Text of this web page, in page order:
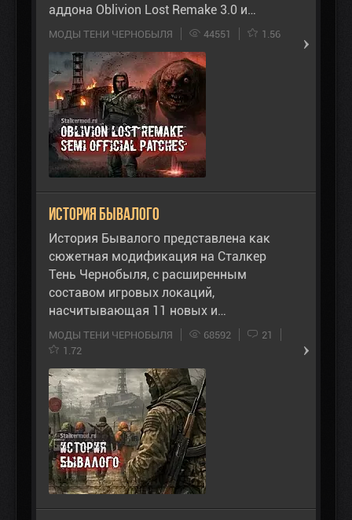
аддона Oblivion Lost Remake 3.0 и…
МОДЫ ТЕНИ ЧЕРНОБЫЛЯ 44551 1.56
История Бывалого
История Бывалого представлена как
сюжетная модификация на Сталкер
Тень Чернобыля, с расширенным
составом игровых локаций,
насчитывающая 11 новых и…
МОДЫ ТЕНИ ЧЕРНОБЫЛЯ 68592
21
1.72